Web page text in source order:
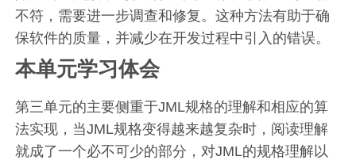
不符，需要进一步调查和修复。这种方法有助于确
保软件的质量，并减少在开发过程中引入的错误。
本单元学习体会
第三单元的主要侧重于JML规格的理解和相应的算
法实现，当JML规格变得越来越复杂时，阅读理解
就成了一个必不可少的部分，对JML的规格理解以